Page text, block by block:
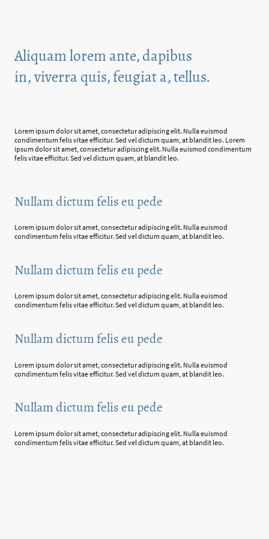
Aliquam lorem ante, dapibus
in, viverra quis, feugiat a, tellus.
Lorem ipsum dolor sit amet, consectetur adipiscing elit. Nulla euismod
condimentum felis vitae efficitur. Sed vel dictum quam, at blandit leo. Lorem
ipsum dolor sit amet, consectetur adipiscing elit. Nulla euismod condimentum
felis vitae efficitur. Sed vel dictum quam, at blandit leo.
Nullam dictum felis eu pede
Lorem ipsum dolor sit amet, consectetur adipiscing elit. Nulla euismod
condimentum felis vitae efficitur. Sed vel dictum quam, at blandit leo.
Nullam dictum felis eu pede
Lorem ipsum dolor sit amet, consectetur adipiscing elit. Nulla euismod
condimentum felis vitae efficitur. Sed vel dictum quam, at blandit leo.
Nullam dictum felis eu pede
Lorem ipsum dolor sit amet, consectetur adipiscing elit. Nulla euismod
condimentum felis vitae efficitur. Sed vel dictum quam, at blandit leo.
Nullam dictum felis eu pede
Lorem ipsum dolor sit amet, consectetur adipiscing elit. Nulla euismod
condimentum felis vitae efficitur. Sed vel dictum quam, at blandit leo.